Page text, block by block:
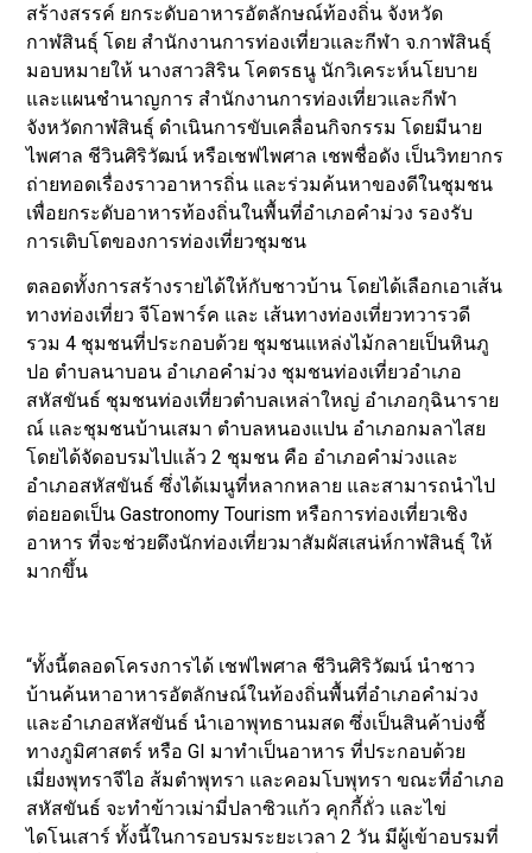
สร้างสรรค์ ยกระดับอาหารอัตลักษณ์ท้องถิ่น จังหวัด
กาฬสินธุ์ โดย สำนักงานการท่องเที่ยวและกีฬา จ.กาฬสินธุ์
มอบหมายให้ นางสาวสิริน โคตรธนู นักวิเคระห์นโยบาย
และแผนชำนาญการ สำนักงานการท่องเที่ยวและกีฬา
จังหวัดกาฬสินธุ์ ดำเนินการขับเคลื่อนกิจกรรม โดยมีนาย
ไพศาล ชีวินศิริวัฒน์ หรือเชฟไพศาล เชพชื่อดัง เป็นวิทยากร
ถ่ายทอดเรื่องราวอาหารถิ่น และร่วมค้นหาของดีในชุมชน
เพื่อยกระดับอาหารท้องถิ่นในพื้นที่อำเภอคำม่วง รองรับ
การเติบโตของการท่องเที่ยวชุมชน
ตลอดทั้งการสร้างรายได้ให้กับชาวบ้าน โดยได้เลือกเอาเส้น
ทางท่องเที่ยว จีโอพาร์ค และ เส้นทางท่องเที่ยวทวารวดี
รวม 4 ชุมชนที่ประกอบด้วย ชุมชนแหล่งไม้กลายเป็นหินภู
ปอ ตำบลนาบอน อำเภอคำม่วง ชุมชนท่องเที่ยวอำเภอ
สหัสขันธ์ ชุมชนท่องเที่ยวตำบลเหล่าใหญ่ อำเภอกุฉินาราย
ณ์ และชุมชนบ้านเสมา ตำบลหนองแปน อำเภอกมลาไสย
โดยได้จัดอบรมไปแล้ว 2 ชุมชน คือ อำเภอคำม่วงและ
อำเภอสหัสขันธ์ ซึ่งได้เมนูที่หลากหลาย และสามารถนำไป
ต่อยอดเป็น Gastronomy Tourism หรือการท่องเที่ยวเชิง
อาหาร ที่จะช่วยดึงนักท่องเที่ยวมาสัมผัสเสน่ห์กาฬสินธุ์ ให้
มากขึ้น
“ทั้งนี้ตลอดโครงการได้ เชฟไพศาล ชีวินศิริวัฒน์ นำชาว
บ้านค้นหาอาหารอัตลักษณ์ในท้องถิ่นพื้นที่อำเภอคำม่วง
และอำเภอสหัสขันธ์ นำเอาพุทธานมสด ซึ่งเป็นสินค้าบ่งชี้
ทางภูมิศาสตร์ หรือ GI มาทำเป็นอาหาร ที่ประกอบด้วย
เมี่ยงพุทราจีไอ ส้มตำพุทรา และคอมโบพุทรา ขณะที่อำเภอ
สหัสขันธ์ จะทำข้าวเม่ามี่ปลาซิวแก้ว คุกกี้ถั่ว และไข่
ไดโนเสาร์ ทั้งนี้ในการอบรมระยะเวลา 2 วัน มีผู้เข้าอบรมที่